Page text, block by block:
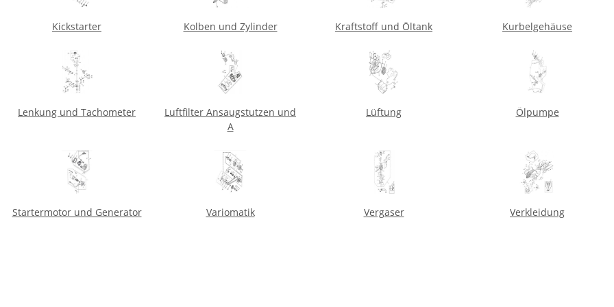
Kickstarter Kolben und Zylinder Kraftstoff und Öltank Kurbelgehäuse
Lenkung und Tachometer
Luftfilter Ansaugstutzen und
A
Lüftung Ölpumpe
Startermotor und Generator Variomatik Vergaser Verkleidung